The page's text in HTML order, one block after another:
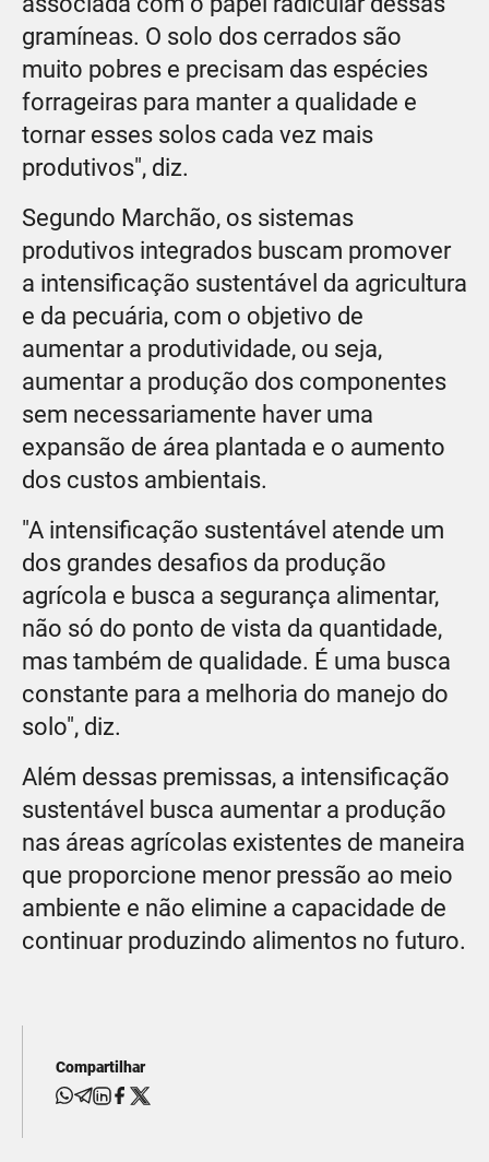
gramíneas. O solo dos cerrados são
muito pobres e precisam das espécies
forrageiras para manter a qualidade e
tornar esses solos cada vez mais
produtivos", diz.
Segundo Marchão, os sistemas
produtivos integrados buscam promover
a intensificação sustentável da agricultura
e da pecuária, com o objetivo de
aumentar a produtividade, ou seja,
aumentar a produção dos componentes
sem necessariamente haver uma
expansão de área plantada e o aumento
dos custos ambientais.
"A intensificação sustentável atende um
dos grandes desafios da produção
agrícola e busca a segurança alimentar,
não só do ponto de vista da quantidade,
mas também de qualidade. É uma busca
constante para a melhoria do manejo do
solo", diz.
Além dessas premissas, a intensificação
sustentável busca aumentar a produção
nas áreas agrícolas existentes de maneira
que proporcione menor pressão ao meio
ambiente e não elimine a capacidade de
continuar produzindo alimentos no futuro.
Compartilhar